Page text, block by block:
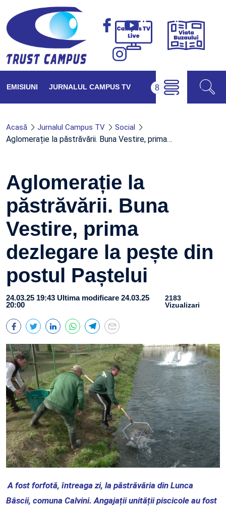
Campus
Viața
EMISIUNI JURNALUL CAMPUS TV
Acasă Jurnalul Campus TV Social
Aglomerație la păstrăvării. Buna Vestire, prima…
Aglomerație la
păstrăvării. Buna
Vestire, prima
dezlegare la pește din
postul Paștelui
24.03.25 19:43 Ultima modificare 24.03.25
20:00
2183
Vizualizari
A fost forfotă, întreaga zi, la păstrăvăria din Lunca
Bâscii, comuna Calvini. Angajații unității piscicole au fost